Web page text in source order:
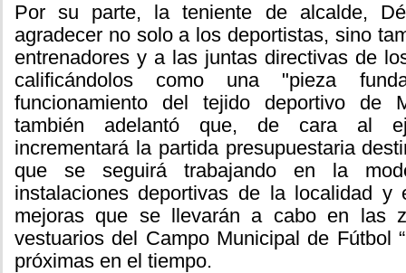
Por su parte, la teniente de alcalde,
agradecer no solo a los deportistas, sino
entrenadores y a las juntas directivas de
calificándolos como una "pieza
funcionamiento del tejido deportivo de
también adelantó que, de cara al
incrementará la partida presupuestaria
que se seguirá trabajando en la
instalaciones deportivas de la localidad y
mejoras que se llevarán a cabo en las
vestuarios del Campo Municipal de Fútbol
próximas en el tiempo.